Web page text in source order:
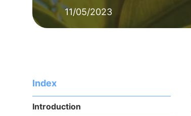
11/05/2023
Index
Introduction